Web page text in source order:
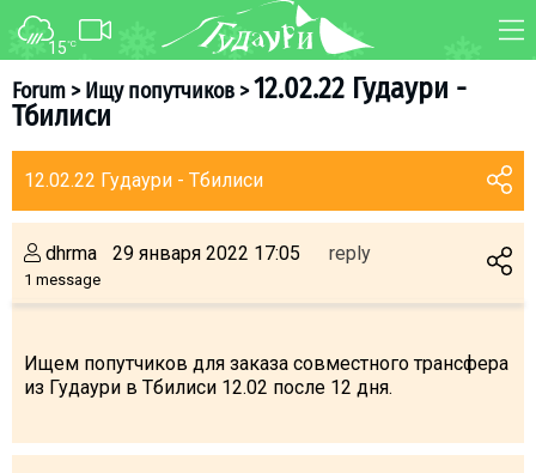
15°C
Forum>Ищу попутчиков>12.02.22 Гудаури -
Тбилиси
12.02.22 Гудаури - Тбилиси
dhrma
1 message
29 января 2022 17:05 reply
Ищем попутчиков для заказа совместного трансфера
из Гудаури в Тбилиси 12.02 после 12 дня.
FORUM MAP
About ski resort
Piste map
Ski instructors
Ski rent
Après-ski